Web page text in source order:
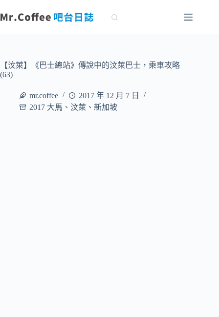
至
容【汶萊】《巴士總站》傳說中的汶萊巴士，乘車攻略
(63)
mr.coffee
2017 年 12 月 7 日
2017 大馬、汶萊、新加坡